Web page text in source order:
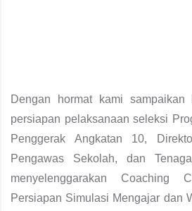
Dengan hormat kami sampaikan
persiapan pelaksanaan seleksi
Penggerak Angkatan 10,
Pengawas Sekolah, dan
menyelenggarakan Coaching
Persiapan Simulasi Mengajar dan